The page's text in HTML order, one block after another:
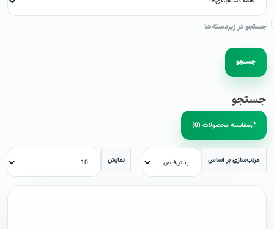
جستجو در زیردسته‌ها
جستجو
جستجو
مقایسه محصولات (0)
مرتب‌سازی بر اساس نمایش